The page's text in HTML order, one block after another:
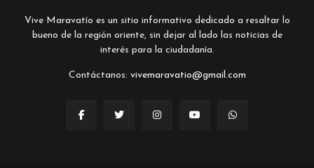
Vive Maravatío es un sitio informativo dedicado a resaltar lo
bueno de la región oriente, sin dejar al lado las noticias de
interés para la ciudadanía.
Contáctanos: vivemaravatio@gmail.com